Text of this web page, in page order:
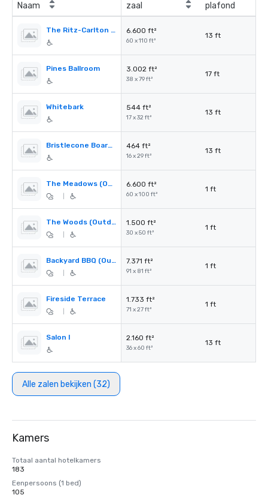
Naam
zaal
plafond
The Ritz-Carlton Ballroom 6.600 ft²
60 x 110 ft²
13 ft
Pines Ballroom 3.002 ft²
38 x 79 ft²
17 ft
Whitebark 544 ft²
17 x 32 ft²
13 ft
Bristlecone Boardroom 464 ft²
16 x 29 ft²
13 ft
The Meadows (Outdoor Space) 6.600 ft²
60 x 100 ft²
1 ft
The Woods (Outdoor Space) 1.500 ft²
30 x 50 ft²
1 ft
Backyard BBQ (Outdoor Space) 7.371 ft²
91 x 81 ft²
1 ft
Fireside Terrace 1.733 ft²
71 x 27 ft²
1 ft
Salon I 2.160 ft²
36 x 60 ft²
13 ft
Alle zalen bekijken (32)
Kamers
Totaal aantal hotelkamers
183
Eenpersoons (1 bed)
105